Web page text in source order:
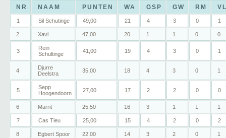
NR NAAM PUNTEN WA GSP GW RM
1 Sil Schutinge 49,00 21 4 3 0 1
2 Xavi 47,00 20 1 1 0 0
3
Rein
Schultinge
41,00 19 4 3 0 1
4
Djurre
Deelstra
35,00 18 4 3 0 1
5
Sepp
Hoogendoorn
27,00 17 2 2 0 0
6 Marrit 25,50 16 3 1 1 1
7 Cas Tieu 25,00 15 4 2 0 2
8 Egbert Spoor 22,00 14 3 2 0 1